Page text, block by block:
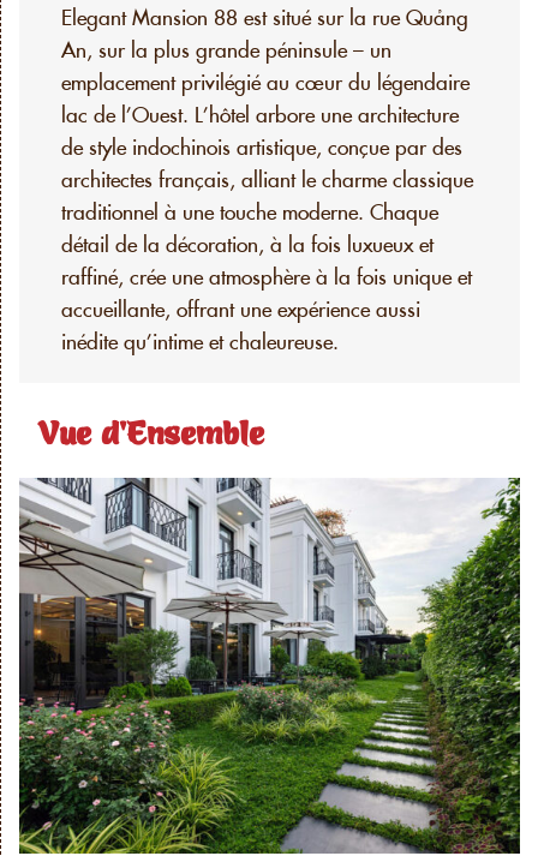
Elegant Mansion 88 est situé sur la rue Quảng
An, sur la plus grande péninsule – un
emplacement privilégié au cœur du légendaire
lac de l’Ouest. L’hôtel arbore une architecture
de style indochinois artistique, conçue par des
architectes français, alliant le charme classique
traditionnel à une touche moderne. Chaque
détail de la décoration, à la fois luxueux et
raffiné, crée une atmosphère à la fois unique et
accueillante, offrant une expérience aussi
inédite qu’intime et chaleureuse.
Vue d'Ensemble